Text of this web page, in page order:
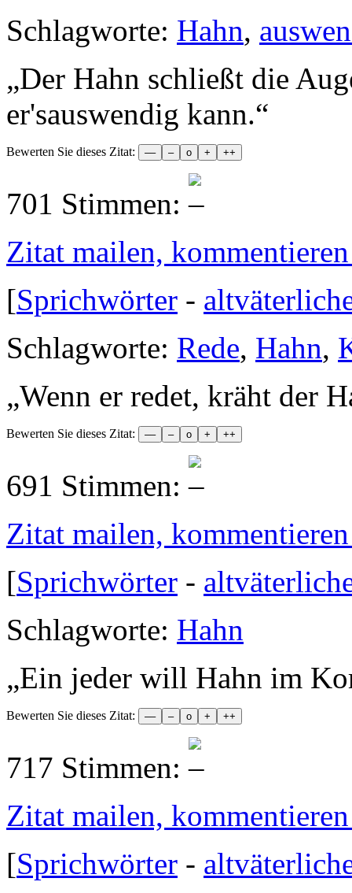
Schlagworte: Hahn,
„Der Hahn schließt die
er'sauswendig kann.“
Bewerten Sie dieses Zitat:
701 Stimmen:
Zitat mailen,
[Sprichwörter -
Schlagworte: Rede, Hahn,
„Wenn er redet, kräht der
Bewerten Sie dieses Zitat:
691 Stimmen:
Zitat mailen,
[Sprichwörter -
Schlagworte: Hahn
„Ein jeder will Hahn im
Bewerten Sie dieses Zitat:
717 Stimmen:
Zitat mailen,
[Sprichwörter -